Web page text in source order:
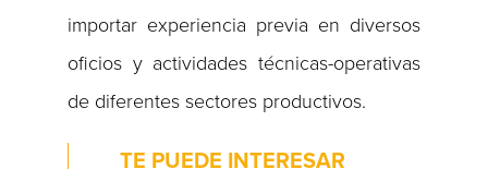
importar experiencia previa en diversos
oficios y actividades técnicas-operativas
de diferentes sectores productivos.
TE PUEDE INTERESAR